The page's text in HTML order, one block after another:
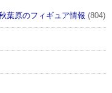
葉原のフィギュア情報 (804)